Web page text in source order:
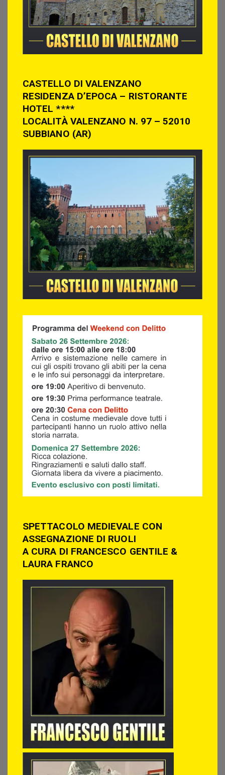
CASTELLO DI VALENZANO
RESIDENZA D’EPOCA – RISTORANTE
HOTEL ****
LOCALITÀ VALENZANO N. 97 – 52010
SUBBIANO (AR)
SPETTACOLO MEDIEVALE CON
ASSEGNAZIONE DI RUOLI
A CURA DI FRANCESCO GENTILE &
LAURA FRANCO